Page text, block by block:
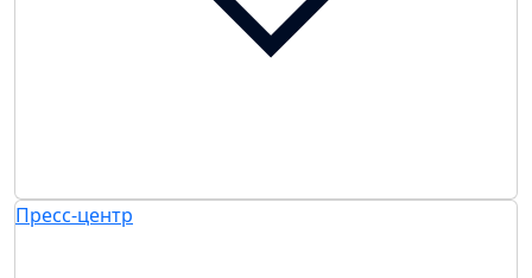
Пресс-центр